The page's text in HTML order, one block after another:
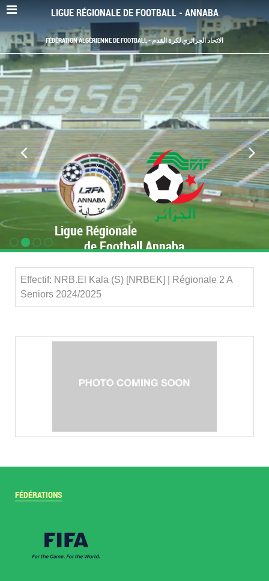
LIGUE RÉGIONALE DE FOOTBALL - ANNABA
FÉDÉRATION ALGÉRIENNE DE FOOTBALL - الاتحاد الجزائري لكرة القدم
Ligue Régionale
de Football Annaba
Effectif: NRB.El Kala (S) [NRBEK] | Régionale 2 A
Seniors 2024/2025
FÉDÉRATIONS